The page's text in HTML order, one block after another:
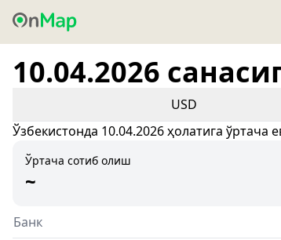
10.04.2026
USD
Ўзбекистонда 10.04.2026 ҳолатига ўртача
Ўртача сотиб олиш
~
Банк